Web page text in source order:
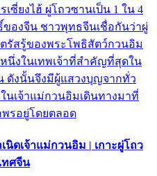
ซี่ยงไฮ้ ผู่โถวซานเป็น 1 ใน 4
องจีน ชาวพุทธจีนเชื่อกันว่าผู่
รัสรู้ของพระโพธิสัตว์กวนอิม
นึ่งในเทพเจ้าที่สำคัญที่สุดใน
ดังนั้นจึงมีผู้แสวงบุญจากทั่ว
นเจ้าแม่กวนอิมเดินทางมาที่
พรอยู่โดยตลอด
ดเจ้าแม่กวนอิม | เกาะผู่โถว
ทศจีน